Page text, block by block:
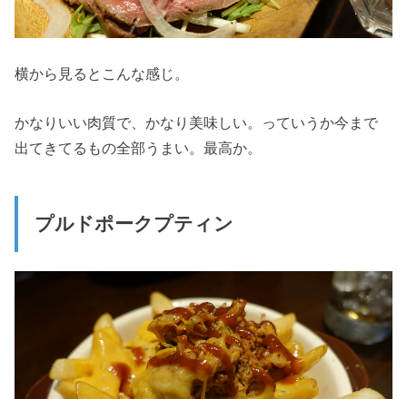
横から見るとこんな感じ。
かなりいい肉質で、かなり美味しい。っていうか今まで
出てきてるもの全部うまい。最高か。
プルドポークプティン